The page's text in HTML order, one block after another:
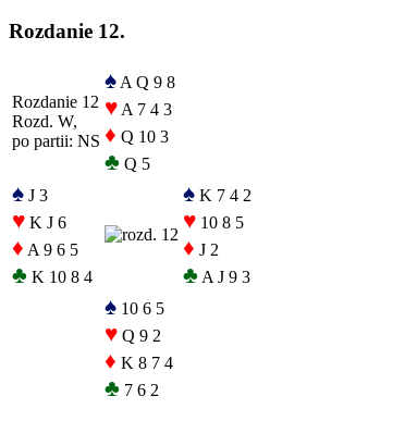
Rozdanie 12.
Rozdanie 12
Rozd. W,
po partii: NS
♠ A Q 9 8
♥ A 7 4 3
♦ Q 10 3
♣ Q 5
♠ J 3
♥ K J 6
♦ A 9 6 5
♣ K 10 8 4
♠ K 7 4 2
♥ 10 8 5
♦ J 2
♣ A J 9 3
♠ 10 6 5
♥ Q 9 2
♦ K 8 7 4
♣ 7 6 2